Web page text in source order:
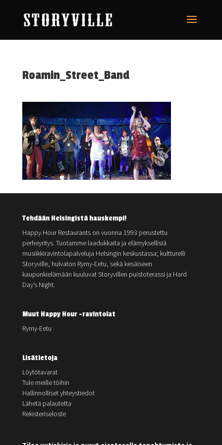
Roamin_Street_Band
Tehdään Helsingistä hauskempi!
Happy Hour Restaurants on vuonna 1993 perustettu
perheyritys. Tuotamme laadukkaita ja elämyksellisiä
musiikkiravintolapalveluja Helsingin keskustassa; kultturelli
Storyville, hulvaton Rymy-Eetu, sekä kesäiseen
kaupunkielämään kuuluvat Storyvillen puistoterassi ja Hard
Day’s Night.
Muut Happy Hour -ravintolat
Rymy-Eetu
Lisätietoja
Löytötavarat
Tule meille töihin
Hallinnolliset yhteystiedot
Lähetä palautetta
Rekisteriseloste